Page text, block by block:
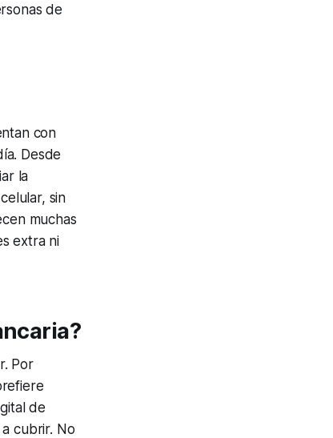
de
con
Desde
la
sin
muchas
extra ni
Por
de
cubrir. No